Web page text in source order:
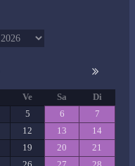
Ve Sa
Di
5 6
7
12 13
14
19 20
21